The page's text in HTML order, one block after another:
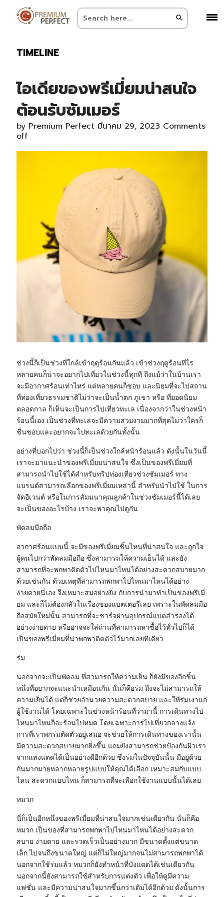
TIMELINE
ไอเดียของพรีเมี่ยมน่าสนใจ
ต้อนรับซัมเมอร์
by Premium Perfect มีนาคม 29, 2023 Comments
off
ช่วงนี้ก็เป็นช่วงที่ใกล้เข้าฤดูร้อนกันแล้ว เข้าช่วงฤดูร้อนทีไร
หลายคนก็น่าจะอยากไปเที่ยวในช่วงนี้ทุกที ถึงแม้ว่าในบ้านเรา
จะมีอากาศร้อนเท่าไหร่ แต่หลายคนก็ชอบ และนิยมที่จะไปสถาน
ที่ท่องเที่ยวธรรมชาติไม่ว่าจะเป็นน้ำตก ภูเขา หรือ ที่ยอดนิยม
ตลอดกาล ก็เห็นจะเป็นการไปเที่ยวทะเล เนื่องจากว่าในช่วงหน้า
ร้อนนี้เอง เป็นช่วงที่ทะเลจะมีความสวยงามมากที่สุดไม่ว่าใครก็
ชื่นชอบและอยากจะไปทะเลด้วยกันทั้งนั้น
อย่างที่บอกไปว่า ช่วงนี้ก็เป็นช่วงใกล้หน้าร้อนแล้ว ดังนั้นในวันนี้
เราจะมาแนะนำของพรีเมี่ยมน่าสนใจ ซึ่งเป็นของพรีเมี่ยมที่
สามารถนำไปใช้ได้สำหรับทริปท่องเที่ยวช่วงซัมเมอร์ ทาง
แบรนด์สามารถเลือกของพรีเมี่ยมเหล่านี้ สำหรับนำไปใช้ ในการ
จัดอีเวนต์ หรือในการสัมมนาคุณลูกค้าในช่วงซัมเมอร์นี้ได้เลย
จะเป็นของอะไรบ้าง เราจะพาคุณไปดูกัน
พัดลมมือถือ
อากาศร้อนแบบนี้ จะมีของพรีเมี่ยมชิ้นไหนที่น่าสนใจ และถูกใจ
ผู้คนไปกว่าพัดลมมือถือ ซึ่งสามารถให้ความเย็นได้ และยัง
สามารถที่จะพกพาติดตัวไปไหนมาไหนได้อย่างสะดวกสบายมาก
ด้วยเช่นกัน ด้วยเหตุที่สามารถพกพาไปไหนมาไหนได้อย่าง
ง่ายดายนี่เอง จึงเหมาะสมอย่างยิ่ง กับการนำมาทำเป็นของพรีเมี่
ยม และก็ไม่ต้องกลัวในเรื่องของแบตเตอรี่เลย เพราะในพัดลมมือ
ถือสมัยใหม่นั้น สามารถที่จะชาร์จผ่านอุปกรณ์แบตสำรองได้
อย่างง่ายดาย หรืออาจจะใส่ถ่านที่สามารถหาซื้อไว้ทั่วไปก็ได้
เป็นของพรีเมี่ยมที่น่าพกพาติดตัวไว้มากเลยทีเดียว
ร่ม
นอกจากจะเป็นพัดลม ที่สามารถให้ความเย็น ก็ยังมีของอีกชิ้น
หนึ่งที่อยากจะแนะนำเหมือนกัน นั่นก็คือร่ม ถึงจะไม่สามารถให้
ความเย็นได้ แต่ก็ช่วยอำนวยความสะดวกสบาย และให้ร่มเงาแก่
ผู้ใช้งานได้ โดยเฉพาะในช่วงหน้าร้อนที่ว่ามานี้ การเดินทางไป
ไหนมาไหนก็จะร้อนไปหมด โดยเฉพาะการไปเที่ยวกลางแจ้ง
การที่เราพกร่มติดตัวอยู่เสมอ จะช่วยให้การเดินทางของเรานั้น
มีความสะดวกสบายมากยิ่งขึ้น แถมยังสามารถช่วยป้องกันผิวเรา
จากแสงแดดได้เป็นอย่างดีอีกด้วย ซึ่งร่มในปัจจุบันนั้น มีอยู่ด้วย
กันมากมายหลากหลายรูปแบบให้คุณได้เลือก เหมาะสมกับแบบ
ไหน สะดวกแบบไหน ก็สามารถที่จะเลือกใช้งานแบบนั้นได้เลย
หมวก
นี่ก็เป็นอีกหนึ่งของพรีเมี่ยมที่น่าสนใจมากเช่นเดียวกัน นั่นก็คือ
หมวก เป็นของที่สามารถพกพาไปไหนมาไหนได้อย่างสะดวก
สบาย ง่ายดาย และรวดเร็วเป็นอย่างมาก มีขนาดตั้งแต่ขนาด
เล็ก ไปจนถึงขนาดใหญ่ แต่ก็ไม่ใหญ่มากจนไม่สามารถพกพาได้
นอกจากใช้ร่มแล้ว หมวกก็ยังทำหน้าที่บังแดดได้เช่นเดียวกัน
นอกจากนี้ยังสามารถใช้สำหรับการแต่งตัว เพื่อให้ดูมีความ
แฟชั่น และมีความน่าสนใจมากขึ้นกว่าเดิมได้อีกด้วย ดังนั้นการ